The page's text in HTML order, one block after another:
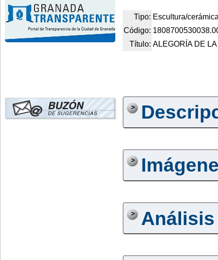
Tipo: Escultura/
Código:
Título: ALEGORÍA DE